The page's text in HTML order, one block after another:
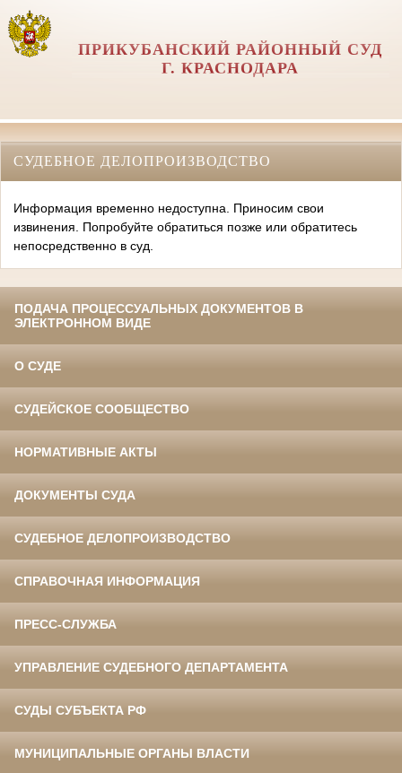
ПРИКУБАНСКИЙ РАЙОННЫЙ СУД
Г. КРАСНОДАРА
СУДЕБНОЕ ДЕЛОПРОИЗВОДСТВО
Информация временно недоступна. Приносим свои
извинения. Попробуйте обратиться позже или обратитесь
непосредственно в суд.
ПОДАЧА ПРОЦЕССУАЛЬНЫХ ДОКУМЕНТОВ В
ЭЛЕКТРОННОМ ВИДЕ
О СУДЕ
СУДЕЙСКОЕ СООБЩЕСТВО
НОРМАТИВНЫЕ АКТЫ
ДОКУМЕНТЫ СУДА
СУДЕБНОЕ ДЕЛОПРОИЗВОДСТВО
СПРАВОЧНАЯ ИНФОРМАЦИЯ
ПРЕСС-СЛУЖБА
УПРАВЛЕНИЕ СУДЕБНОГО ДЕПАРТАМЕНТА
СУДЫ СУБЪЕКТА РФ
МУНИЦИПАЛЬНЫЕ ОРГАНЫ ВЛАСТИ